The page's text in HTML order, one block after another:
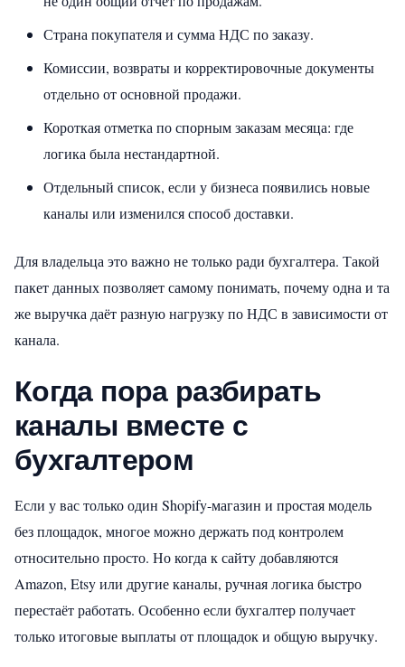
Страна покупателя и сумма НДС по заказу.
Комиссии, возвраты и корректировочные документы
отдельно от основной продажи.
Короткая отметка по спорным заказам месяца: где
логика была нестандартной.
Отдельный список, если у бизнеса появились новые
каналы или изменился способ доставки.
Для владельца это важно не только ради бухгалтера. Такой
пакет данных позволяет самому понимать, почему одна и та
же выручка даёт разную нагрузку по НДС в зависимости от
канала.
Когда пора разбирать
каналы вместе с
бухгалтером
Если у вас только один Shopify-магазин и простая модель
без площадок, многое можно держать под контролем
относительно просто. Но когда к сайту добавляются
Amazon, Etsy или другие каналы, ручная логика быстро
перестаёт работать. Особенно если бухгалтер получает
только итоговые выплаты от площадок и общую выручку.